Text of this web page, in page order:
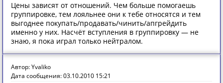
Цены зависят от отношений. Чем больше помогаешь
группировке, тем лояльнее они к тебе относятся и тем
выгоднее покупать/продавать/чинить/апгрейдить
именно у них. Насчёт вступления в группировку — не
знаю, я пока играл только нейтралом.
Автор: Yvaliko
Дата сообщения: 03.10.2010 15:21